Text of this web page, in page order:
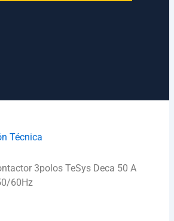
Técnica
3polos TeSys Deca 50 A
60Hz